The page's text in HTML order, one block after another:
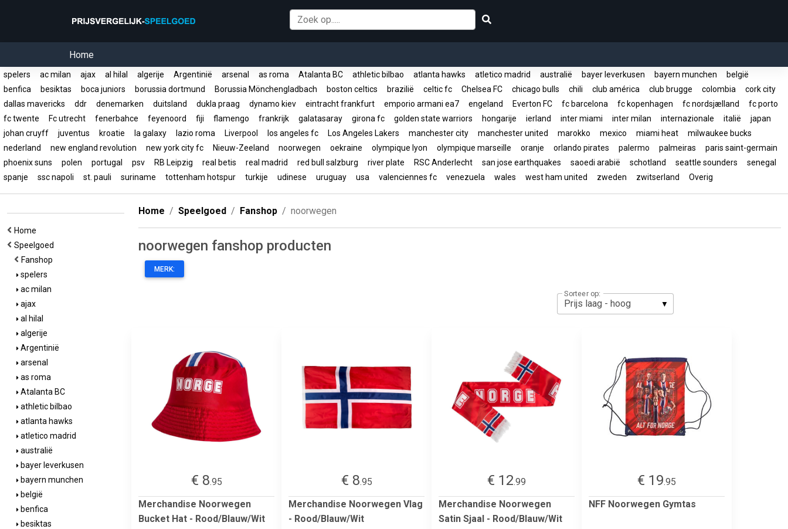
Home
spelers ac milan ajax al hilal algerije Argentinië arsenal as roma Atalanta BC athletic bilbao atlanta hawks atletico madrid australië bayer leverkusen bayern munchen
belgië
benfica
besiktas boca juniors borussia dortmund Borussia Mönchengladbach boston celtics brazilië celtic fc Chelsea FC chicago bulls chili club américa club brugge colombia
cork city
dallas mavericks
ddr denemarken duitsland dukla praag dynamo kiev eintracht frankfurt emporio armani ea7 engeland Everton FC fc barcelona fc kopenhagen fc nordsjælland
fc porto
fc twente
Fc utrecht fenerbahce feyenoord fiji flamengo frankrijk galatasaray girona fc golden state warriors hongarije ierland inter miami inter milan internazionale italië
japan
johan cruyff
juventus kroatie la galaxy lazio roma Liverpool los angeles fc Los Angeles Lakers manchester city manchester united marokko mexico miami heat
milwaukee bucks
nederland
new england revolution new york city fc Nieuw-Zeeland noorwegen oekraine olympique lyon olympique marseille oranje orlando pirates palermo palmeiras
paris saint-germain
phoenix suns
polen portugal psv RB Leipzig real betis real madrid red bull salzburg river plate RSC Anderlecht san jose earthquakes saoedi arabië schotland seattle sounders
senegal
spanje
ssc napoli st. pauli suriname tottenham hotspur turkije udinese uruguay usa valenciennes fc venezuela wales west ham united zweden zwitserland Overig
Home
Speelgoed
Fanshop
spelers
ac milan
ajax
al hilal
algerije
Argentinië
arsenal
as roma
Atalanta BC
athletic bilbao
atlanta hawks
atletico madrid
australië
bayer leverkusen
bayern munchen
belgië
benfica
besiktas
Home Speelgoed Fanshop noorwegen
noorwegen fanshop producten
MERK:
Sorteer op:
€ 8.95
Merchandise Noorwegen
Bucket Hat - Rood/Blauw/Wit
€ 8.95
Merchandise Noorwegen Vlag
- Rood/Blauw/Wit
€ 12.99
Merchandise Noorwegen
Satin Sjaal - Rood/Blauw/Wit
€ 19.95
NFF Noorwegen Gymtas